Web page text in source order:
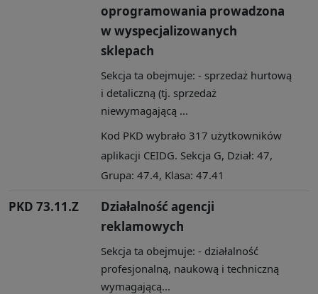
oprogramowania prowadzona
w wyspecjalizowanych
sklepach
Sekcja ta obejmuje: - sprzedaż hurtową
i detaliczną (tj. sprzedaż
niewymagającą ...
Kod PKD wybrało 317 użytkowników
aplikacji CEIDG. Sekcja G, Dział: 47,
Grupa: 47.4, Klasa: 47.41
PKD 73.11.Z
Działalność agencji
reklamowych
Sekcja ta obejmuje: - działalność
profesjonalną, naukową i techniczną
wymagającą...